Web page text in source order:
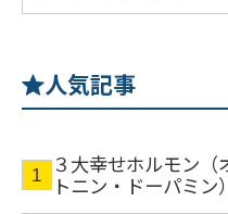
人気記事
３大幸せホルモン（
トニン・ドーパミン